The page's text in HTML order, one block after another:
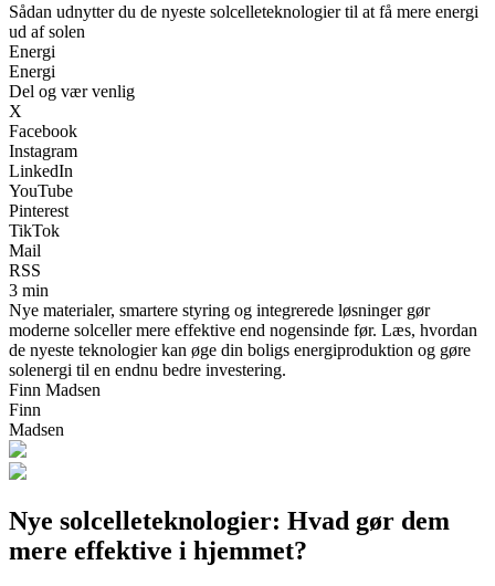
Sådan udnytter du de nyeste solcelleteknologier til at få mere energi
ud af solen
Energi
Energi
Del og vær venlig
X
Facebook
Instagram
LinkedIn
YouTube
Pinterest
TikTok
Mail
RSS
3 min
Nye materialer, smartere styring og integrerede løsninger gør
moderne solceller mere effektive end nogensinde før. Læs, hvordan
de nyeste teknologier kan øge din boligs energiproduktion og gøre
solenergi til en endnu bedre investering.
Finn Madsen
Finn
Madsen
Nye solcelleteknologier: Hvad gør dem
mere effektive i hjemmet?